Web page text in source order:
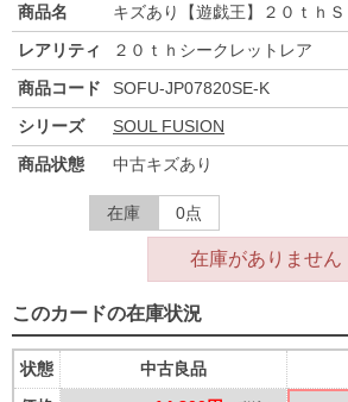
商品名
キズあり【遊戯王】２０ｔｈ
レアリティ
２０ｔｈシークレットレア
商品コード
SOFU-JP07820SE-K
シリーズ
SOUL FUSION
商品状態
中古キズあり
在庫 0点
在庫がありません
このカードの在庫状況
状態
中古良品